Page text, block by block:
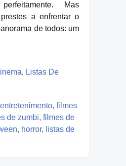
Mas
a enfrentar o
de todos: um
, Listas De
entretenimento, filmes
de zumbi, filmes de
, horror, listas de